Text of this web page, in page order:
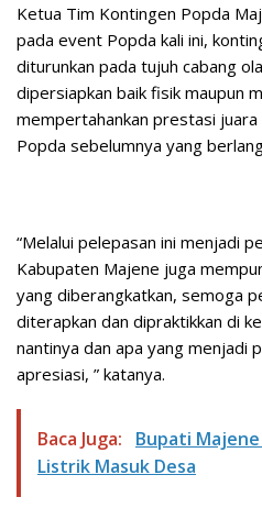
Ketua Tim Kontingen Popda
pada event Popda kali ini,
diturunkan pada tujuh cabang
dipersiapkan baik fisik maupun
mempertahankan prestasi juara
Popda sebelumnya yang
“Melalui pelepasan ini menjadi
Kabupaten Majene juga
yang diberangkatkan, semoga
diterapkan dan dipraktikkan di
nantinya dan apa yang menjadi
apresiasi, ” katanya.
Baca Juga:
Bupati
Listrik Masuk Desa